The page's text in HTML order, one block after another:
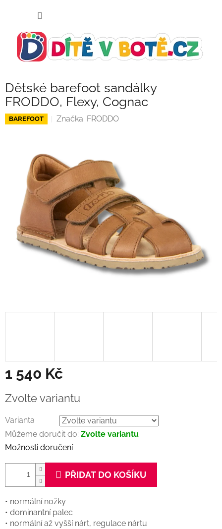
Dětské barefoot sandálky
FRODDO, Flexy, Cognac
BAREFOOT Značka: FRODDO
1 540 Kč
cena:
Zvolte variantu
Varianta
Můžeme doručit do: Zvolte variantu
Možnosti doručení
PŘIDAT DO KOŠÍKU
• normální nožky
• dominantní palec
• normální až vyšší nárt, regulace nártu